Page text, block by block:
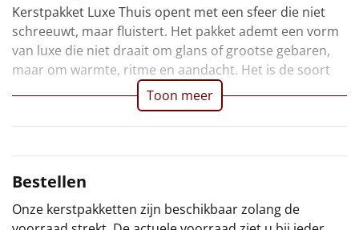
Overige
Ideeën
Doe het zelf
Sinterklaaspakketten
Particulier
Kerstpakket Luxe Thuis opent met een sfeer die niet
schreeuwt, maar fluistert. Het pakket ademt een vorm
van luxe die niet draait om glans of grootse gebaren,
maar om warmte, ritme en aandacht. Het is de soort
Toon meer
Bestellen
Onze kerstpakketten zijn beschikbaar zolang de